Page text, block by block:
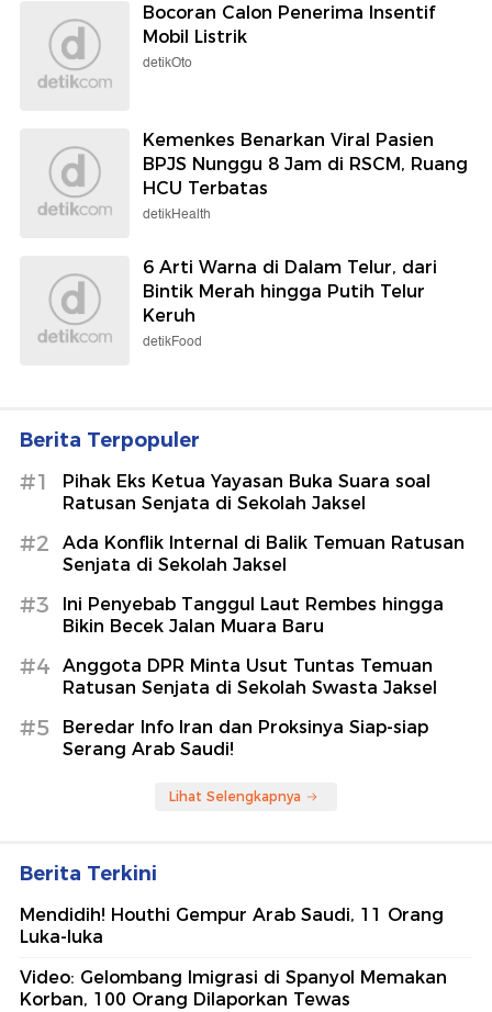
Bocoran Calon Penerima Insentif
Mobil Listrik
detikOto
Kemenkes Benarkan Viral Pasien
BPJS Nunggu 8 Jam di RSCM, Ruang
HCU Terbatas
detikHealth
6 Arti Warna di Dalam Telur, dari
Bintik Merah hingga Putih Telur
Keruh
detikFood
Berita Terpopuler
#1
Pihak Eks Ketua Yayasan Buka Suara soal
Ratusan Senjata di Sekolah Jaksel
#2
Ada Konflik Internal di Balik Temuan Ratusan
Senjata di Sekolah Jaksel
#3
Ini Penyebab Tanggul Laut Rembes hingga
Bikin Becek Jalan Muara Baru
#4
Anggota DPR Minta Usut Tuntas Temuan
Ratusan Senjata di Sekolah Swasta Jaksel
#5
Beredar Info Iran dan Proksinya Siap-siap
Serang Arab Saudi!
Lihat Selengkapnya
Berita Terkini
Mendidih! Houthi Gempur Arab Saudi, 11 Orang
Luka-luka
Video: Gelombang Imigrasi di Spanyol Memakan
Korban, 100 Orang Dilaporkan Tewas